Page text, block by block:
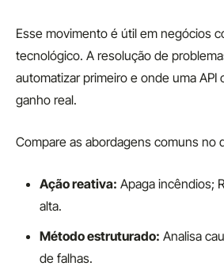
Esse movimento é útil em negócios
tecnológico. A resolução de
automatizar primeiro e onde uma API
ganho real.
Compare as abordagens comuns no
Ação reativa: Apaga incêndios;
alta.
Método estruturado: Analisa
de falhas.